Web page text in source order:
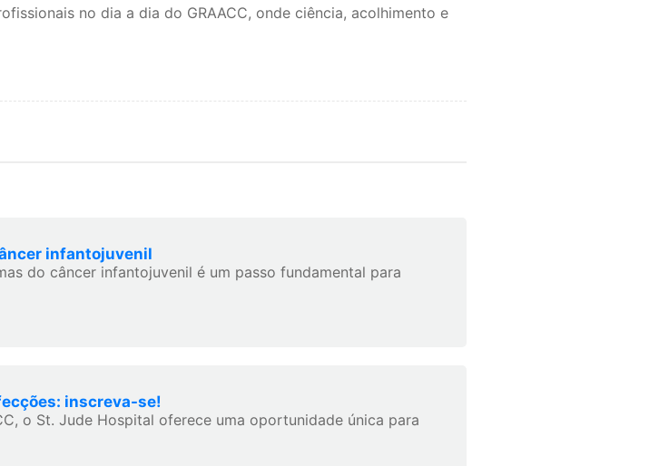
no dia a dia do GRAACC, onde ciência, acolhimento e
infantojuvenil
do câncer infantojuvenil é um passo fundamental para
inscreva-se!
o St. Jude Hospital oferece uma oportunidade única para